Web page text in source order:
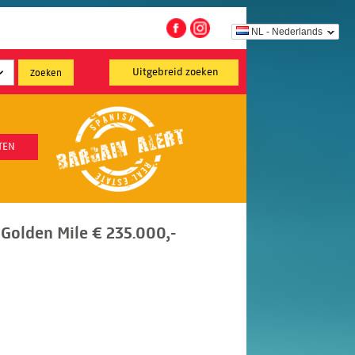
NL - Nederlands
Uitgebreid zoeken
Mile € 235.000,-